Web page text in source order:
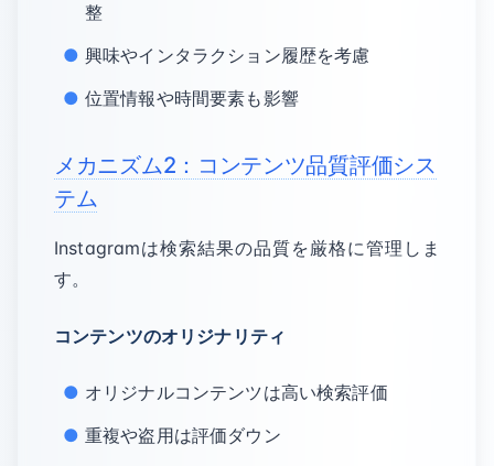
整
興味やインタラクション履歴を考慮
位置情報や時間要素も影響
メカニズム2：コンテンツ品質評価シス
テム
Instagramは検索結果の品質を厳格に管理しま
す。
コンテンツのオリジナリティ
オリジナルコンテンツは高い検索評価
重複や盗用は評価ダウン